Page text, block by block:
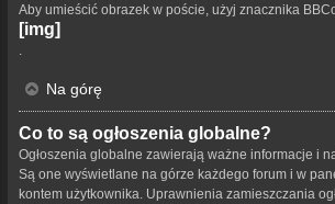
Aby umieścić obrazek w poście, użyj znacznika
[img]
Na górę
Co to są ogłoszenia globalne?
Ogłoszenia globalne zawierają ważne informacje i
Są one wyświetlane na górze każdego forum i w
kontem użytkownika. Uprawnienia zamieszczania